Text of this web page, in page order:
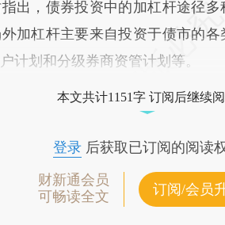
出，债券投资中的加杠杆途径
加杠杆主要来自投资于债市的
计划和分级券商资管计划等。
本文共计1151字 订阅后继续
登录后获取已订阅的阅读
财新通会员
可畅读全文
订阅/会员